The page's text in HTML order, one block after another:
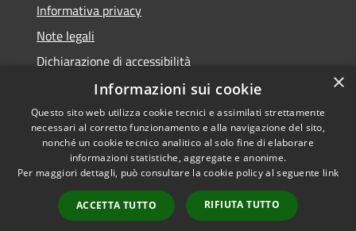
Informativa privacy
Note legali
Dichiarazione di accessibilità
Accessibilità
Privacy
Mappa del sito
Copyright © 2026 • Comune di
San Giovanni Rotondo •
Powered byMunicipium •
Accesso redazione
×
Informazioni sui cookie
Questo sito web utilizza cookie tecnici e assimilati strettamente
necessari al corretto funzionamento e alla navigazione del sito,
nonché un cookie tecnico analitico al solo fine di elaborare
informazioni statistiche, aggregate e anonime.
Per maggiori dettagli, può consultare la cookie policy al seguente link
ACCETTA TUTTO RIFIUTA TUTTO